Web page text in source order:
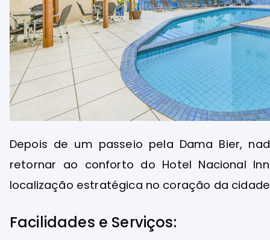
Depois de um passeio pela Dama Bier,
retornar ao conforto do Hotel Nacional
localização estratégica no coração da
Facilidades e Serviços: